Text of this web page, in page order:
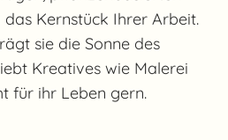
Kernstück Ihrer Arbeit.
sie die Sonne des
Kreatives wie Malerei
für ihr Leben gern.